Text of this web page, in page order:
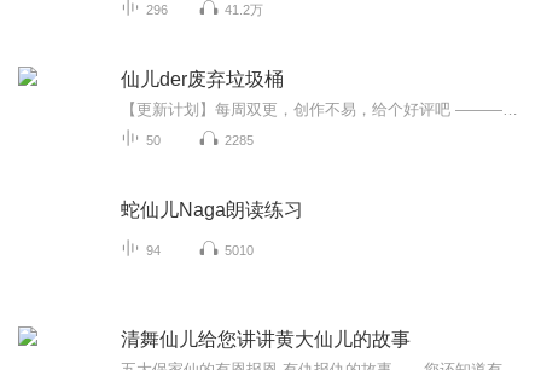
296 41.2万
仙儿der废弃垃圾桶
50 2285
蛇仙儿Naga朗读练习
94 5010
清舞仙儿给您讲讲黄大仙儿的故事